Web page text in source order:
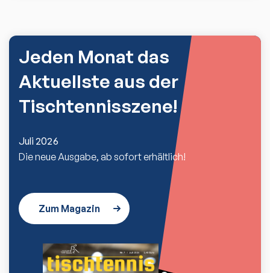
Jeden Monat das
Aktuellste aus der
Tischtennisszene!
Juli 2026
Die neue Ausgabe, ab sofort erhältlich!
Zum Magazin